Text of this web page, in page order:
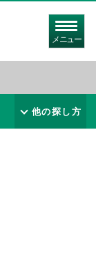
メニュー
他の探し方